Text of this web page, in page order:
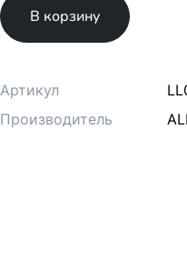
В корзину
Артикул
Производитель